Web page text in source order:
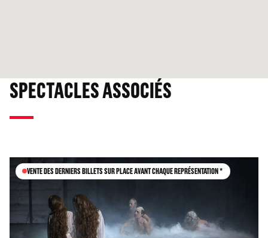
SPECTACLES ASSOCIÉS
VENTE DES DERNIERS BILLETS SUR PLACE AVANT CHAQUE REPRÉSENTATION *